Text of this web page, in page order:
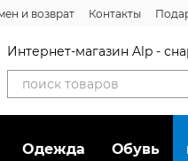
и возврат Контакты
Интернет-магазин Alp -
Oдежда Обувь